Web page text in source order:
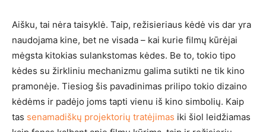
Aišku, tai nėra taisyklė. Taip, režisieriaus kėdė vis dar yra
naudojama kine, bet ne visada – kai kurie filmų kūrėjai
mėgsta kitokias sulankstomas kėdes. Be to, tokio tipo
kėdes su žirkliniu mechanizmu galima sutikti ne tik kino
pramonėje. Tiesiog šis pavadinimas prilipo tokio dizaino
kėdėms ir padėjo joms tapti vienu iš kino simbolių. Kaip
tas senamadiškų projektorių tratėjimas iki šiol leidžiamas